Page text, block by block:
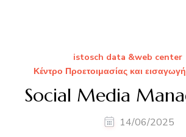
istosch data &web center
Κέντρο Προετοιμασίας και
Social Media
14/06/2025